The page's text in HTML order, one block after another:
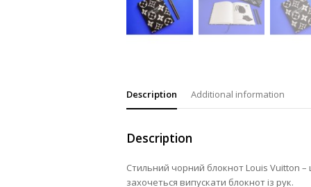
Description Additional information
Description
Стильний чорний блокнот Louis Vuitton –
захочеться випускати блокнот із рук.